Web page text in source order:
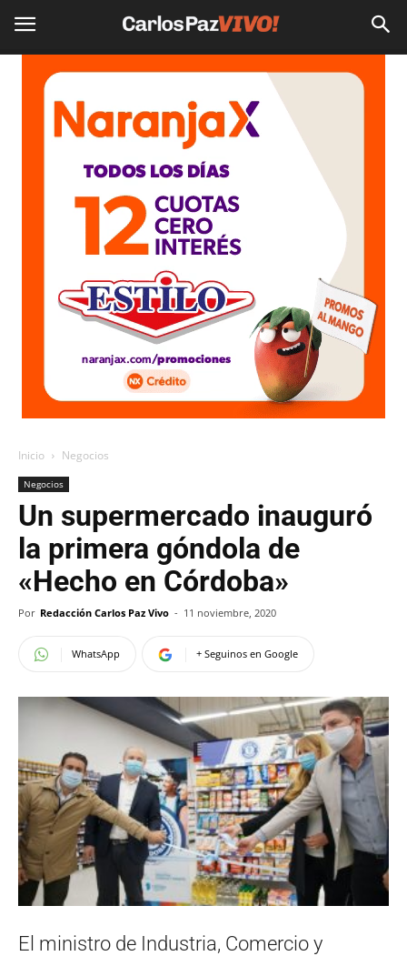
Inicio Negocios
Negocios
Un supermercado inauguró
la primera góndola de
«Hecho en Córdoba»
Por Redacción Carlos Paz Vivo - 11 noviembre, 2020
WhatsApp + Seguinos en Google
El ministro de Industria, Comercio y